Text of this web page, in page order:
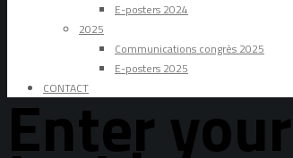
E-posters 2024
2025
Communications congrès 2025
E-posters 2025
CONTACT
Enter your